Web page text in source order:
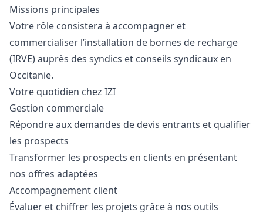
Missions principales
Votre rôle consistera à accompagner et
commercialiser l’installation de bornes de recharge
(IRVE) auprès des syndics et conseils syndicaux en
Occitanie.
Votre quotidien chez IZI
Gestion commerciale
Répondre aux demandes de devis entrants et qualifier
les prospects
Transformer les prospects en clients en présentant
nos offres adaptées
Accompagnement client
Évaluer et chiffrer les projets grâce à nos outils